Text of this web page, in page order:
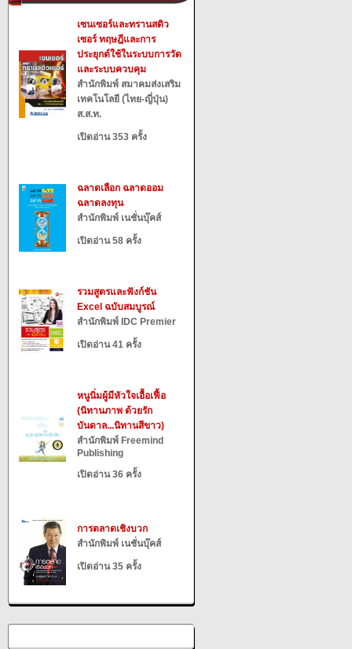
เซนเซอร์และทรานสดิว
เซอร์ ทฤษฎีและการ
ประยุกต์ใช้ในระบบการวัด
และระบบควบคุม
สำนักพิมพ์ สมาคมส่งเสริม
เทคโนโลยี (ไทย-ญี่ปุ่น)
ส.ส.ท.
เปิดอ่าน 353 ครั้ง
ฉลาดเลือก ฉลาดออม
ฉลาดลงทุน
สำนักพิมพ์ เนชั่นบุ๊คส์
เปิดอ่าน 58 ครั้ง
รวมสูตรและฟังก์ชัน
Excel ฉบับสมบูรณ์
สำนักพิมพ์ IDC Premier
เปิดอ่าน 41 ครั้ง
หนูนิ่มผู้มีหัวใจเอื้อเฟื้อ
(นิทานภาพ ด้วยรัก
บันดาล...นิทานสีขาว)
สำนักพิมพ์ Freemind
Publishing
เปิดอ่าน 36 ครั้ง
การตลาดเชิงบวก
สำนักพิมพ์ เนชั่นบุ๊คส์
เปิดอ่าน 35 ครั้ง